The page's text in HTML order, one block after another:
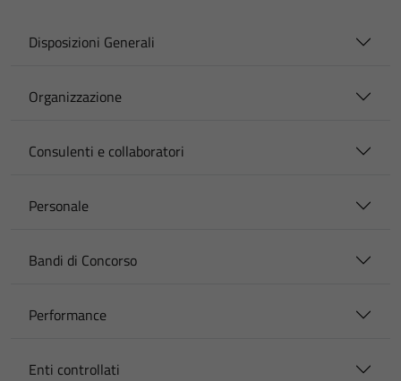
Disposizioni Generali
Organizzazione
Consulenti e collaboratori
Personale
Bandi di Concorso
Performance
Enti controllati